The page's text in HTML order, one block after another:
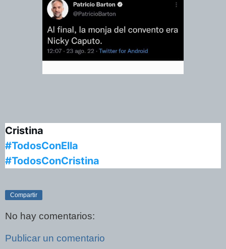
Cristina
#TodosConElla
#TodosConCristina
Compartir
No hay comentarios:
Publicar un comentario